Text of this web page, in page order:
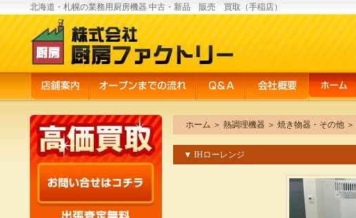
北海道・札幌の業務用厨房機器 中古・新品 販売 買取（手稲店）
ホーム ＞ 熱調理機器 ＞ 焼き物器・その他 ＞
▼ IHローレンジ